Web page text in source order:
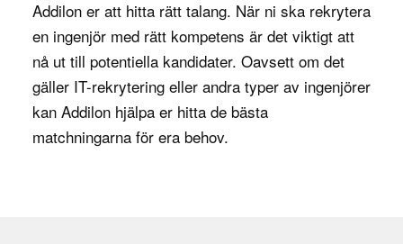
Utöver att utveckla nya krypteringslösningar
arbetar kryptografer också med att analysera
befintliga kryptosystem för att identifiera
säkerhetsluckor och förbättra deras
motståndskraft mot hot som brute-force-attacker,
man-in-the-middle-attacker och andra försök till
Addilon er att hitta rätt talang. När ni ska rekrytera
en ingenjör med rätt kompetens är det viktigt att
nå ut till potentiella kandidater. Oavsett om det
gäller IT-rekrytering eller andra typer av ingenjörer
kan Addilon hjälpa er hitta de bästa
matchningarna för era behov.